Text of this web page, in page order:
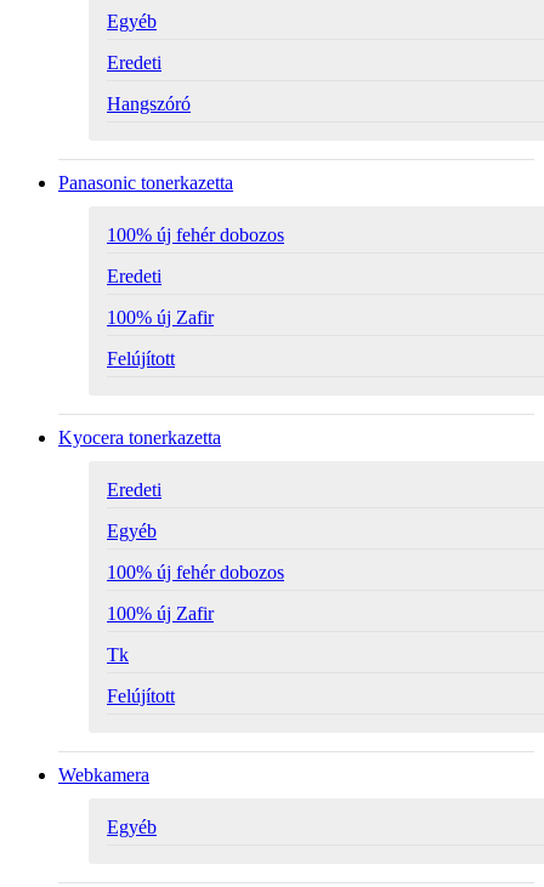
Egyéb
Eredeti
Hangszóró
Panasonic tonerkazetta
100% új fehér dobozos
Eredeti
100% új Zafir
Felújított
Kyocera tonerkazetta
Eredeti
Egyéb
100% új fehér dobozos
100% új Zafir
Tk
Felújított
Webkamera
Egyéb